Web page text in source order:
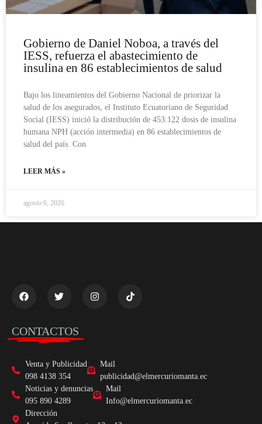
Gobierno de Daniel Noboa, a través del
IESS, refuerza el abastecimiento de
insulina en 86 establecimientos de salud
Bajo los lineamientos del Gobierno Nacional de priorizar la
salud de los asegurados, el Instituto Ecuatoriano de Seguridad
Social (IESS) inició la distribución de 453.122 dosis de insulina
humana NPH (acción intermedia) en 86 establecimientos de
salud del país. Con
LEER MÁS »
agosto 6, 2026
CONTACTOS
Venta y Publicidad
098 4138 354
Mail
publicidad@elmercuriomanta.ec
Noticias y denuncias
095 890 4289
Mail
Info@elmercuriomanta.ec
Dirección